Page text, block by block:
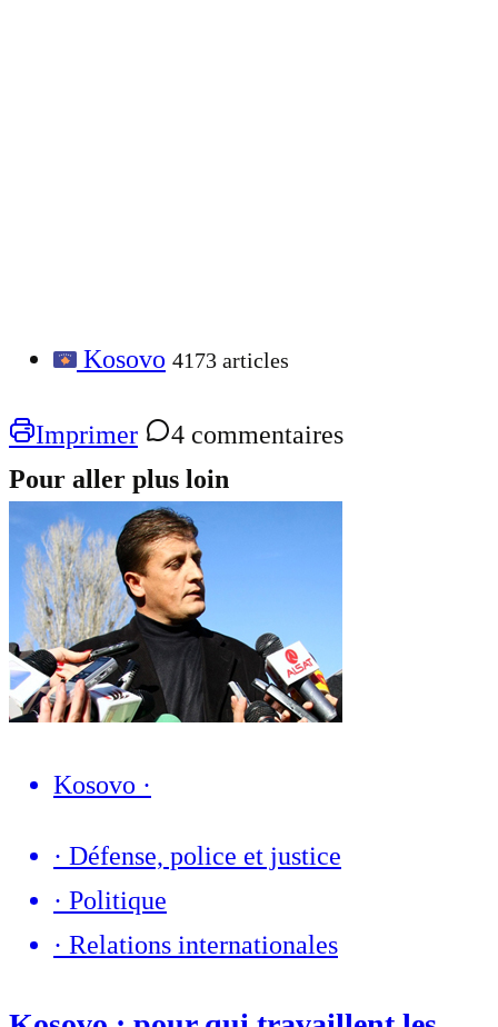
Kosovo 4173 articles
Imprimer
4 commentaires
Pour aller plus loin
Kosovo ·
· Défense, police et justice
· Politique
· Relations internationales